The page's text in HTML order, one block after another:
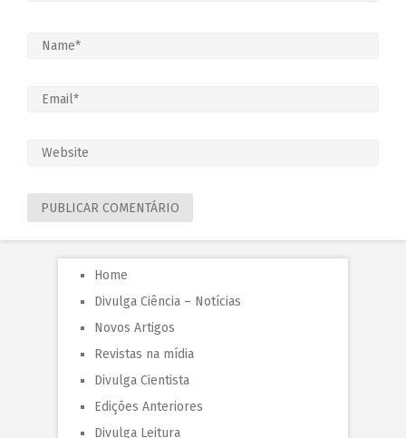
Home
Divulga Ciência – Notícias
Novos Artigos
Revistas na mídia
Divulga Cientista
Edições Anteriores
Divulga Leitura